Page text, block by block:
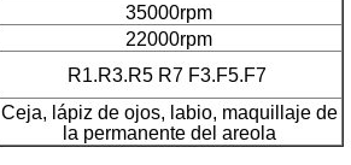
35000rpm
22000rpm
R1.R3.R5 R7 F3.F5.F7
Ceja, lápiz de ojos, labio, maquillaje de
la permanente del areola